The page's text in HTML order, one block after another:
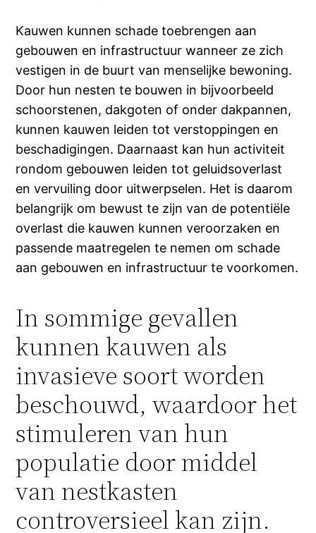
Kauwen kunnen schade toebrengen aan
gebouwen en infrastructuur wanneer ze zich
vestigen in de buurt van menselijke bewoning.
Door hun nesten te bouwen in bijvoorbeeld
schoorstenen, dakgoten of onder dakpannen,
kunnen kauwen leiden tot verstoppingen en
beschadigingen. Daarnaast kan hun activiteit
rondom gebouwen leiden tot geluidsoverlast
en vervuiling door uitwerpselen. Het is daarom
belangrijk om bewust te zijn van de potentiële
overlast die kauwen kunnen veroorzaken en
passende maatregelen te nemen om schade
aan gebouwen en infrastructuur te voorkomen.
In sommige gevallen
kunnen kauwen als
invasieve soort worden
beschouwd, waardoor het
stimuleren van hun
populatie door middel
van nestkasten
controversieel kan zijn.